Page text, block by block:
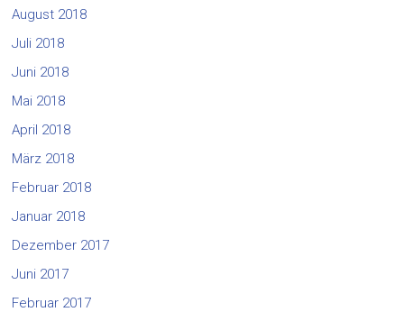
August 2018
Juli 2018
Juni 2018
Mai 2018
April 2018
März 2018
Februar 2018
Januar 2018
Dezember 2017
Juni 2017
Februar 2017